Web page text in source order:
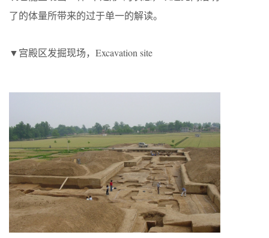
了的体量所带来的过于单一的解读。
▼宫殿区发掘现场，Excavation site